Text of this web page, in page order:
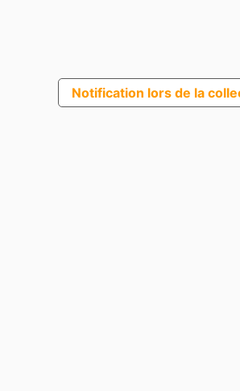
Notification lors de la